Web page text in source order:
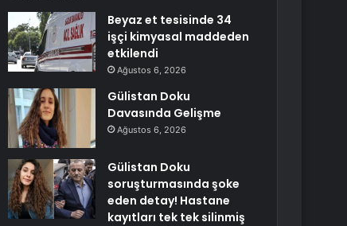
Beyaz et tesisinde 34
işçi kimyasal maddeden
etkilendi
Ağustos 6, 2026
Gülistan Doku
Davasında Gelişme
Ağustos 6, 2026
Gülistan Doku
soruşturmasında şoke
eden detay! Hastane
kayıtları tek tek silinmiş